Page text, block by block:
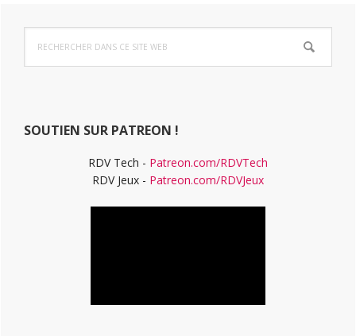
Barre
latérale
dans
ce
SOUTIEN SUR PATREON !
RDV Tech - Patreon.com/RDVTech
RDV Jeux - Patreon.com/RDVJeux